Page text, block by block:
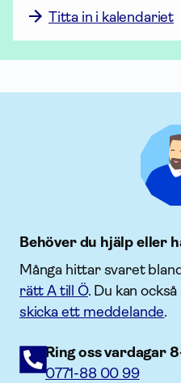
Titta in i kalendariet
Behöver du hjälp eller
Många hittar svaret
rätt A till Ö. Du kan
skicka ett meddelande.
Ring oss vardagar
0771-88 00 99